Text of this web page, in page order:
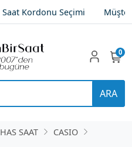
Saat Kordonu Seçimi
ARA
0
HAS SAAT
CASIO